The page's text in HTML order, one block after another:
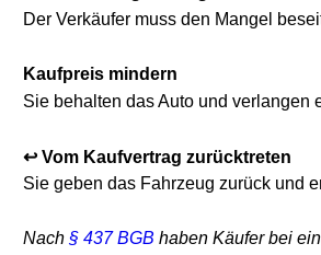
Der Verkäufer muss den Mangel
Kaufpreis mindern
Sie behalten das Auto und verlangen
↩️ Vom Kaufvertrag zurücktreten
Sie geben das Fahrzeug zurück und
Nach § 437 BGB haben Käufer bei einem